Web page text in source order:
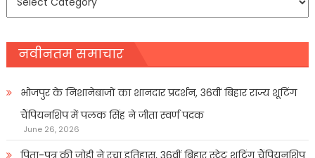
नवीनतम समाचार
भोजपुर के निशानेबाजों का शानदार प्रदर्शन, 36वीं बिहार राज्य शूटिंग
चैंपियनशिप में पलक सिंह ने जीता स्वर्ण पदक
June 26, 2026
पिता-पुत्र की जोड़ी ने रचा इतिहास, 36वीं बिहार स्टेट शूटिंग चैंपियनशिप